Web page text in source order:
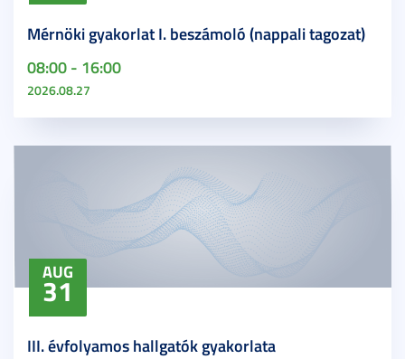
08:00 - 16:00
2026.08.27
Mérnöki gyakorlat I. beszámoló (nappali tagozat)
AUG
31
III. évfolyamos hallgatók gyakorlata